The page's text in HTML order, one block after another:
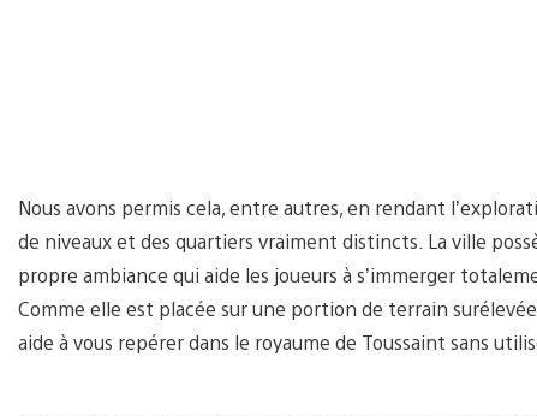
Nous avons permis cela, entre autres, en rendant
de niveaux et des quartiers vraiment distincts. La ville
propre ambiance qui aide les joueurs à s’immerger
Comme elle est placée sur une portion de terrain
aide à vous repérer dans le royaume de Toussaint sans